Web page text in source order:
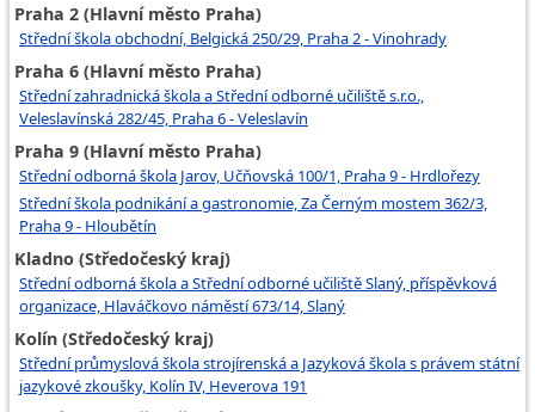
Praha 2 (Hlavní město Praha)
Střední škola obchodní, Belgická 250/29, Praha 2 - Vinohrady
Praha 6 (Hlavní město Praha)
Střední zahradnická škola a Střední odborné učiliště s.r.o.,
Veleslavínská 282/45, Praha 6 - Veleslavín
Praha 9 (Hlavní město Praha)
Střední odborná škola Jarov, Učňovská 100/1, Praha 9 - Hrdlořezy
Střední škola podnikání a gastronomie, Za Černým mostem 362/3,
Praha 9 - Hloubětín
Kladno (Středočeský kraj)
Střední odborná škola a Střední odborné učiliště Slaný, příspěvková
organizace, Hlaváčkovo náměstí 673/14, Slaný
Kolín (Středočeský kraj)
Střední průmyslová škola strojírenská a Jazyková škola s právem státní
jazykové zkoušky, Kolín IV, Heverova 191